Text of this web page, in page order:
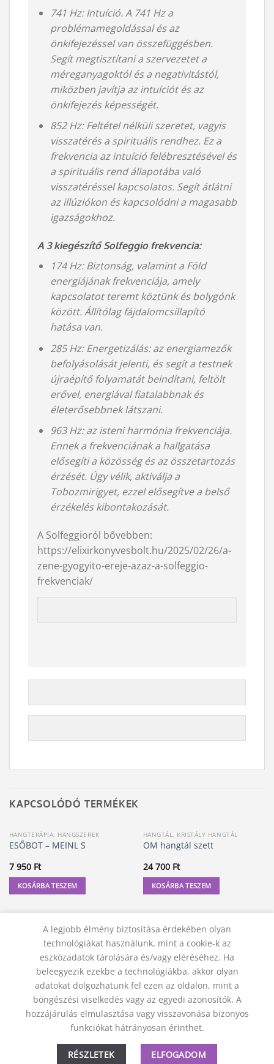
741 Hz: Intuíció. A 741 Hz a
problémamegoldással és az
önkifejezéssel van összefüggésben.
Segít megtisztítani a szervezetet a
méreganyagoktól és a negativitástól,
miközben javítja az intuíciót és az
önkifejezés képességét.
852 Hz: Feltétel nélküli szeretet, vagyis
visszatérés a spirituális rendhez. Ez a
frekvencia az intuíció felébresztésével és
a spirituális rend állapotába való
visszatéréssel kapcsolatos. Segít átlátni
az illúziókon és kapcsolódni a magasabb
igazságokhoz.
A 3 kiegészítő Solfeggio frekvencia:
174 Hz: Biztonság, valamint a Föld
energiájának frekvenciája, amely
kapcsolatot teremt köztünk és bolygónk
között. Állítólag fájdalomcsillapító
hatása van.
285 Hz: Energetizálás: az energiamezők
befolyásolását jelenti, és segít a testnek
újraépítő folyamatát beindítani, feltölt
erővel, energiával fiatalabbnak és
életerősebbnek látszani.
963 Hz: az isteni harmónia frekvenciája.
Ennek a frekvenciának a hallgatása
elősegíti a közösség és az összetartozás
érzését. Úgy vélik, aktiválja a
Tobozmirigyet, ezzel elősegítve a belső
érzékelés kibontakozását.
A Solfeggioról bővebben:
https://elixirkonyvesbolt.hu/2025/02/26/a-
zene-gyogyito-ereje-azaz-a-solfeggio-
frekvenciak/
KAPCSOLÓDÓ TERMÉKEK
HANGTERÁPIA, HANGSZEREK
ESŐBOT – MEINL S
7 950 Ft
KOSÁRBA TESZEM
HANGTÁL, KRISTÁLY HANGTÁL
OM hangtál szett
24 700 Ft
KOSÁRBA TESZEM
KAPCSOLAT ADATVÉDELMI NYILATKOZAT
JOGI NYILATKOZAT
SZÁLLÍTÁSI FELTÉTELEK
© 2012 - 2026 Trigon 9000 Kft.
A legjobb élmény biztosítása érdekében olyan
technológiákat használunk, mint a cookie-k az
eszközadatok tárolására és/vagy eléréséhez. Ha
beleegyezik ezekbe a technológiákba, akkor olyan
adatokat dolgozhatunk fel ezen az oldalon, mint a
böngészési viselkedés vagy az egyedi azonosítók. A
hozzájárulás elmulasztása vagy visszavonása bizonyos
funkciókat hátrányosan érinthet.
RÉSZLETEK ELFOGADOM